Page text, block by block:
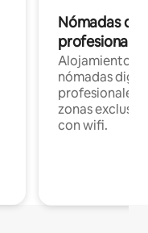
Nómadas
Alojamientos
nómadas
profesionales
zonas
con wifi.